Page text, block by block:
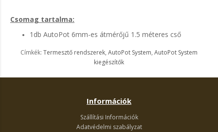
Csomag tartalma:
1db AutoPot 6mm-es átmérőjű 1.5 méteres cső
Címkék: Termesztő rendszerek, AutoPot System, AutoPot System
kiegészítők
Információk
Szállítási Információk
Adatvédelmi szabályzat